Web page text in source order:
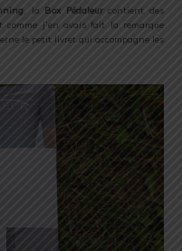
, la Box Pédaleurcontient des
comme j’en avais fait la remarque
le petit livret qui accompagne les